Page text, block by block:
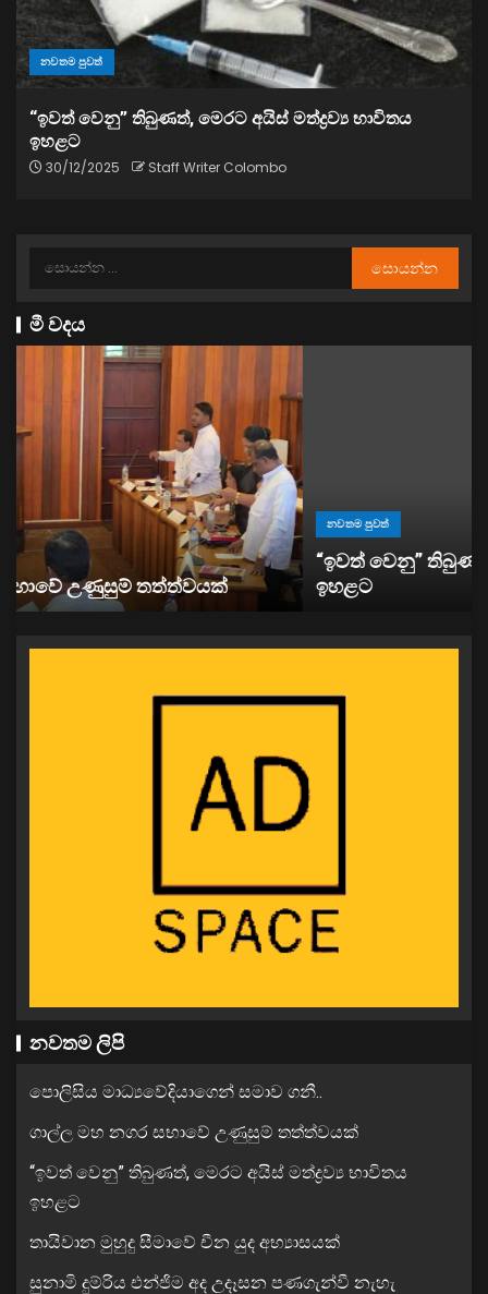
නවතම පුවත්
“ඉවත් වෙනු” තිබුණත්, මෙරට අයිස් මත්ද්‍රව්‍ය භාවිතය
ඉහළට
30/12/2025 Staff Writer Colombo
මී වදය
නවතම පුවත්
“ඉවත් වෙනු” තිබුණත්, මෙරට අයිස් මත්ද්‍රව්‍ය භාවිතය
ඉහළට
නවතම ලිපි
පොලිසිය මාධ්‍යවේදියාගෙන් සමාව ගනී..
ගාල්ල මහ නගර සභාවේ උණුසුම් තත්ත්වයක්
“ඉවත් වෙනු” තිබුණත්, මෙරට අයිස් මත්ද්‍රව්‍ය භාවිතය
ඉහළට
තායිවාන මුහුදු සීමාවේ චීන යුද අභ්‍යාසයක්
සුනාමි දුම්රිය එන්ජිම අද උදෑසන පණගැන්වී නැහැ